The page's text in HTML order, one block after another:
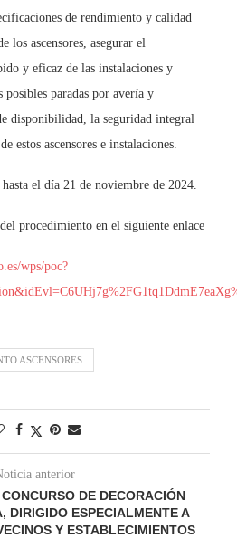
de rendimiento y calidad
los ascensores, asegurar el
y eficaz de las instalaciones y
posibles paradas por avería y
disponibilidad, la seguridad integral
estos ascensores e instalaciones.
el día 21 de noviembre de 2024.
procedimiento en el siguiente enlace
wps/poc?
ASCENSORES
anterior
DE DECORACIÓN
DIRIGIDO ESPECIALMENTE A
Y ESTABLECIMIENTOS